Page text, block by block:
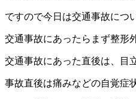
ですので今日は交通事故につ
交通事故にあったらまず整形
交通事故にあった直後は、目
事故直後は痛みなどの自覚症